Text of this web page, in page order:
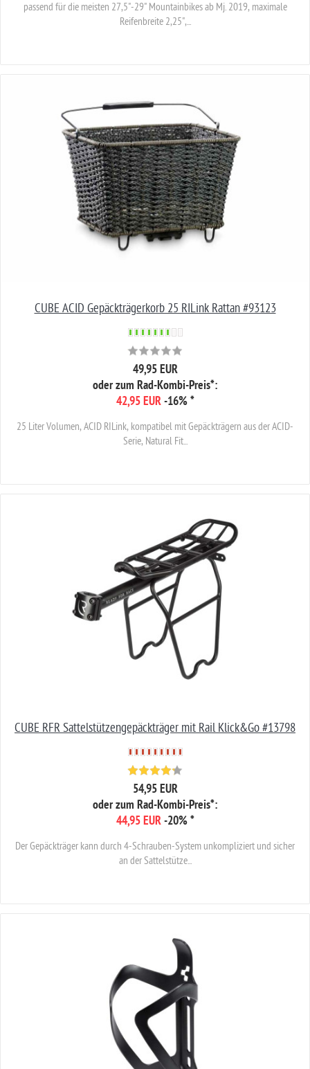
passend für die meisten 27,5"-29" Mountainbikes ab Mj. 2019, maximale
Reifenbreite 2,25",...
CUBE ACID Gepäckträgerkorb 25 RILink Rattan #93123
49,95 EUR
oder zum Rad-Kombi-Preis*:
42,95 EUR -16%*
25 Liter Volumen, ACID RILink, kompatibel mit Gepäckträgern aus der ACID-
Serie, Natural Fit...
CUBE RFR Sattelstützengepäckträger mit Rail Klick&Go #13798
54,95 EUR
oder zum Rad-Kombi-Preis*:
44,95 EUR -20%*
Der Gepäckträger kann durch 4-Schrauben-System unkompliziert und sicher
an der Sattelstütze...